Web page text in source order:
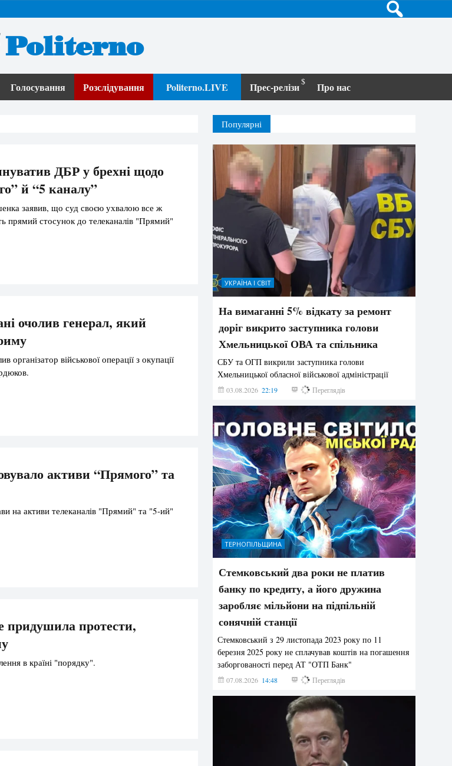
Politerno
Голосування Розслідування Politerno.LIVE Прес-релізи Про нас
ДБР у брехні щодо
й “5 каналу”
заявив, що суд своєю ухвалою все ж
прямий стосунок до телеканалів "Прямий"
очолив генерал, який
військової операції з окупації
активи “Прямого” та
на активи телеканалів "Прямий" та "5-ий"
придушила протести,
в країні "порядку".
Популярні
УКРАЇНА І СВІТ
На вимаганні 5% відкату за ремонт
доріг викрито заступника голови
Хмельницької ОВА та спільника
СБУ та ОГП викрили заступника голови
Хмельницької обласної військової адміністрації
03.08.2026 22:19 894 Переглядів
ТЕРНОПІЛЬЩИНА
Стемковський два роки не платив
банку по кредиту, а його дружина
заробляє мільйони на підпільній
сонячній станції
Стемковський з 29 листопада 2023 року по 11
березня 2025 року не сплачував коштів на погашення
заборгованості перед АТ "ОТП Банк"
07.08.2026 14:48 451 Переглядів